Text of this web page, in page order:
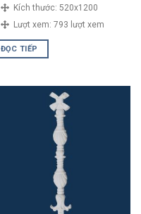
Kích thước: 520x1200
Lượt xem: 793 lượt xem
ĐỌC TIẾP